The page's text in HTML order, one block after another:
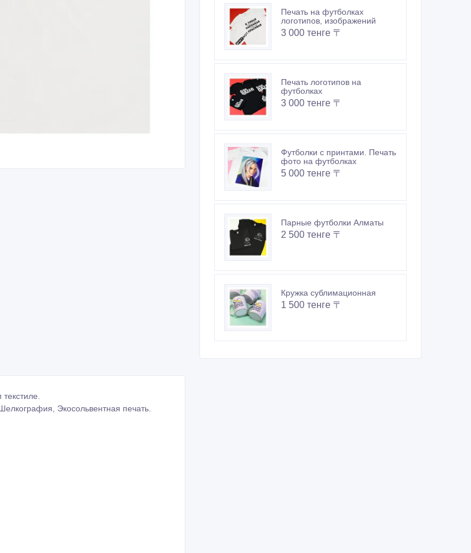
Экосольвентная печать.
Печать на футболках
логотипов, изображений
3 000 тенге 〒
Печать логотипов на
футболках
3 000 тенге 〒
Футболки с принтами. Печать
фото на футболках
5 000 тенге 〒
Парные футболки Алматы
2 500 тенге 〒
Кружка сублимационная
1 500 тенге 〒